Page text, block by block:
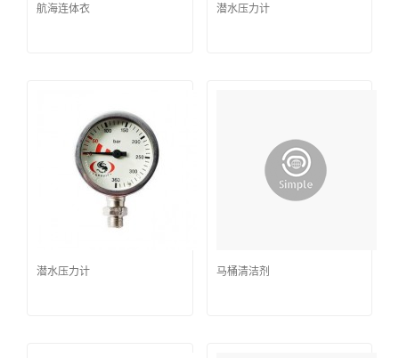
航海连体衣 潜水压力计
潜水压力计 马桶清洁剂